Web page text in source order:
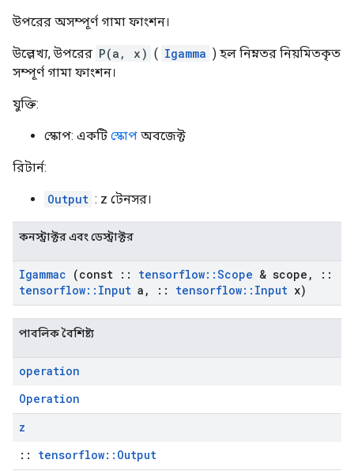
উপরের অসম্পূর্ণ গামা ফাংশন।
উল্লেখ্য, উপরের P(a, x) ( Igamma ) হল নিম্নতর নিয়মিতকৃত
সম্পূর্ণ গামা ফাংশন।
যুক্তি:
স্কোপ: একটি স্কোপ অবজেক্ট
রিটার্ন:
Output : z টেনসর।
কনস্ট্রাক্টর এবং ডেস্ট্রাক্টর
Igammac (const :: tensorflow::Scope & scope ,
::
tensorflow:: Input a , :: tensorflow:: Input x)
পাবলিক বৈশিষ্ট্য
operation
Operation
z
:: tensorflow::Output